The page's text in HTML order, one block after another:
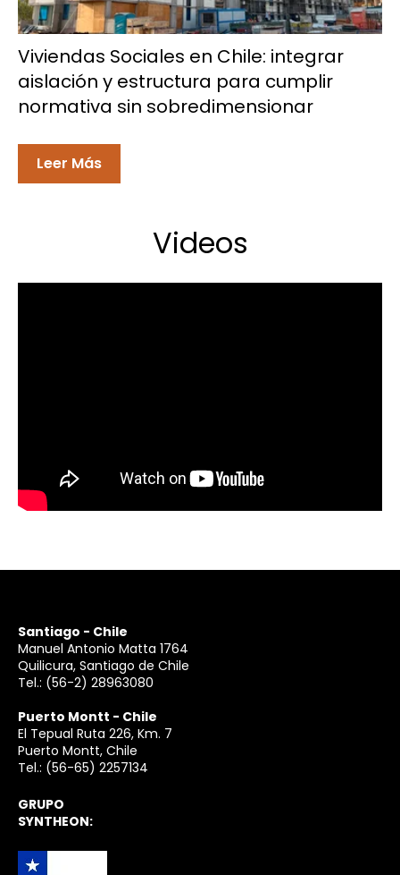
Viviendas Sociales en Chile: integrar
aislación y estructura para cumplir
normativa sin sobredimensionar
Leer Más
Videos
Santiago - Chile
Manuel Antonio Matta 1764
Quilicura, Santiago de Chile
Tel.: (56-2) 28963080
Puerto Montt - Chile
El Tepual Ruta 226, Km. 7
Puerto Montt, Chile
Tel.: (56-65) 2257134
GRUPO
SYNTHEON: